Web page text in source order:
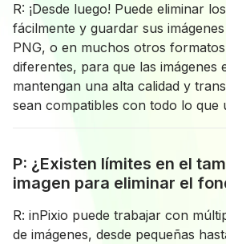
R: ¡Desde luego! Puede eliminar
fácilmente y guardar sus
PNG, o en muchos otros
diferentes, para que las imágenes
mantengan una alta calidad y
sean compatibles con todo lo que
P: ¿Existen límites en el
imagen para eliminar el
R: inPixio puede trabajar con
de imágenes, desde pequeñas